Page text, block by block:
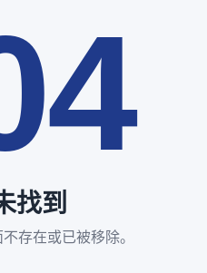
找到
存在或已被移除。